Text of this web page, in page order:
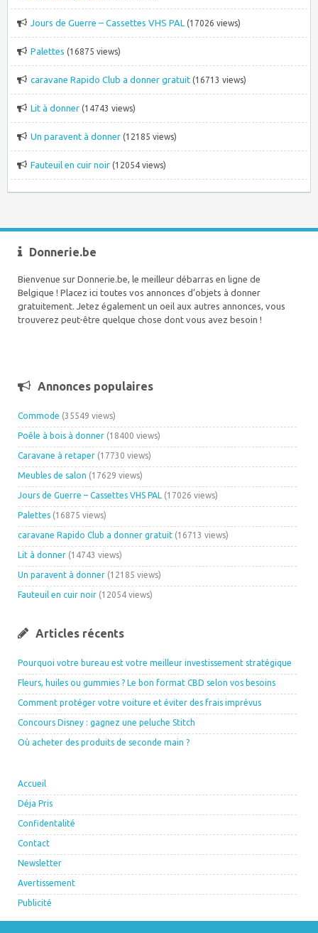
Jours de Guerre – Cassettes VHS PAL (17026 views)
Palettes (16875 views)
caravane Rapido Club a donner gratuit (16713 views)
Lit à donner (14743 views)
Un paravent à donner (12185 views)
Fauteuil en cuir noir (12054 views)
Donnerie.be
Bienvenue sur Donnerie.be, le meilleur débarras en ligne de
Belgique ! Placez ici toutes vos annonces d’objets à donner
gratuitement. Jetez également un oeil aux autres annonces, vous
trouverez peut-être quelque chose dont vous avez besoin !
Annonces populaires
Commode (35549 views)
Poêle à bois à donner (18400 views)
Caravane à retaper (17730 views)
Meubles de salon (17629 views)
Jours de Guerre – Cassettes VHS PAL (17026 views)
Palettes (16875 views)
caravane Rapido Club a donner gratuit (16713 views)
Lit à donner (14743 views)
Un paravent à donner (12185 views)
Fauteuil en cuir noir (12054 views)
Articles récents
Pourquoi votre bureau est votre meilleur investissement stratégique
Fleurs, huiles ou gummies ? Le bon format CBD selon vos besoins
Comment protéger votre voiture et éviter des frais imprévus
Concours Disney : gagnez une peluche Stitch
Où acheter des produits de seconde main ?
Accueil
Déja Pris
Confidentalité
Contact
Newsletter
Avertissement
Publicité